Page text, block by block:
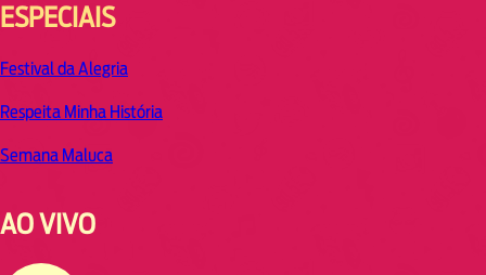
ESPECIAIS
Festival da Alegria
Respeita Minha História
Semana Maluca
AO VIVO